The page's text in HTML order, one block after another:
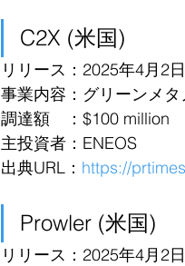
C2X (米国)
リリース：2025年4月2日
事業内容：グリーンメタ
調達額　：$100 million
主投資者：ENEOS
出典URL： https://
Prowler (米国)
リリース：2025年4月2日